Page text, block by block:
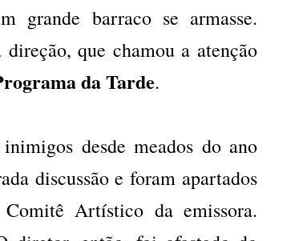
grande barraco se armasse.
que chamou a atenção
da Tarde.
inimigos desde meados do ano
discussão e foram apartados
Artístico da emissora.